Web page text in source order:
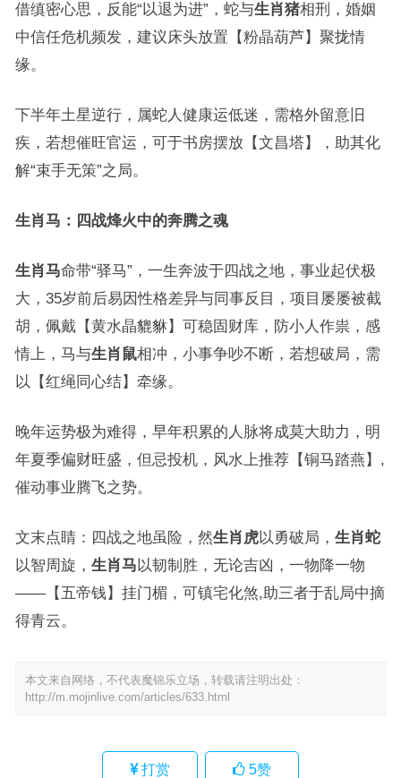
借缜密心思，反能“以退为进”，蛇与生肖猪相刑，婚姻
中信任危机频发，建议床头放置【粉晶葫芦】聚拢情
缘。
下半年土星逆行，属蛇人健康运低迷，需格外留意旧
疾，若想催旺官运，可于书房摆放【文昌塔】，助其化
解“束手无策”之局。
生肖马：四战烽火中的奔腾之魂
生肖马命带“驿马”，一生奔波于四战之地，事业起伏极
大，35岁前后易因性格差异与同事反目，项目屡屡被截
胡，佩戴【黄水晶貔貅】可稳固财库，防小人作祟，感
情上，马与生肖鼠相冲，小事争吵不断，若想破局，需
以【红绳同心结】牵缘。
晚年运势极为难得，早年积累的人脉将成莫大助力，明
年夏季偏财旺盛，但忌投机，风水上推荐【铜马踏燕】,
催动事业腾飞之势。
文末点睛：四战之地虽险，然生肖虎以勇破局， 生肖蛇
以智周旋， 生肖马 以韧制胜，无论吉凶，一物降一物
——【五帝钱】挂门楣，可镇宅化煞,助三者于乱局中摘
得青云。
本文来自网络，不代表魔锦乐立场，转载请注明出处：
http://m.mojinlive.com/articles/633.html
打赏 5赞